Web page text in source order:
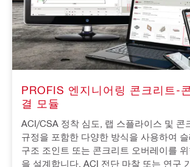
PROFIS 엔지니어링 콘크리트-
결 모듈
ACI/CSA 정착 심도, 랩 스플라이스 및 콘
규정을 포함한 다양한 방식을 사용하여
구조 조인트 또는 콘크리트 오버레이를
을 설계합니다. ACI 전단 마찰 또는 연구